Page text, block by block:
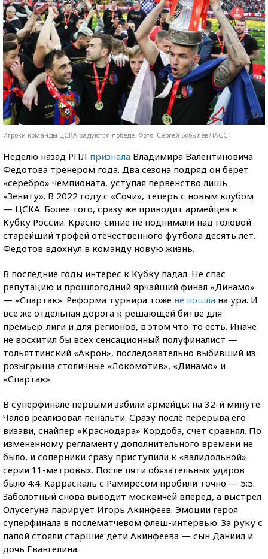
Игроки команды ЦСКА радуются победе. Фото: Сергей Бобылев/ТАСС
Неделю назад РПЛ признала Владимира Валентиновича
Федотова тренером года. Два сезона подряд он берет
«серебро» чемпионата, уступая первенство лишь
«Зениту». В 2022 году с «Сочи», теперь с новым клубом
— ЦСКА. Более того, сразу же приводит армейцев к
Кубку России. Красно-синие не поднимали над головой
старейший трофей отечественного футбола десять лет.
Федотов вдохнул в команду новую жизнь.
В последние годы интерес к Кубку падал. Не спас
репутацию и прошлогодний ярчайший финал «Динамо»
— «Спартак». Реформа турнира тоже не пошла на ура. И
все же отдельная дорога к решающей битве для
премьер-лиги и для регионов, в этом что-то есть. Иначе
не восхитил бы всех сенсационный полуфиналист —
тольяттинский «Акрон», последовательно выбивший из
розыгрыша столичные «Локомотив», «Динамо» и
«Спартак».
В суперфинале первыми забили армейцы: на 32-й минуте
Чалов реализовал пенальти. Сразу после перерыва его
визави, снайпер «Краснодара» Кордоба, счет сравнял. По
измененному регламенту дополнительного времени не
было, и соперники сразу приступили к «валидольной»
серии 11-метровых. После пяти обязательных ударов
было 4:4. Карраскаль с Рамиресом пробили точно — 5:5.
Заболотный снова выводит москвичей вперед, а выстрел
Олусегуна парирует Игорь Акинфеев. Эмоции героя
суперфинала в послематчевом флеш-интервью. За руку с
папой стояли старшие дети Акинфеева — сын Даниил и
дочь Евангелина.